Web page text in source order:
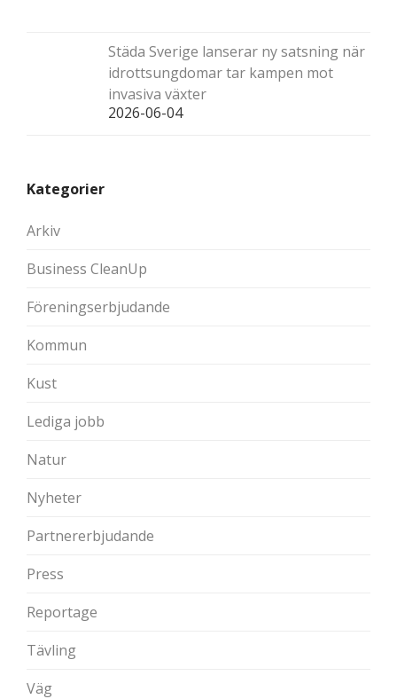
Städa Sverige lanserar ny satsning när
idrottsungdomar tar kampen mot
invasiva växter
2026-06-04
Kategorier
Arkiv
Business CleanUp
Föreningserbjudande
Kommun
Kust
Lediga jobb
Natur
Nyheter
Partnererbjudande
Press
Reportage
Tävling
Väg